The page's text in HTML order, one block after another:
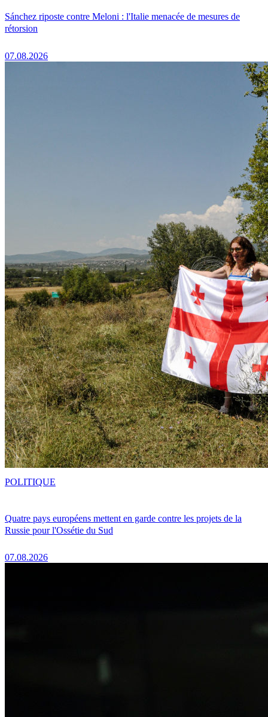
Sánchez riposte contre Meloni : l'Italie menacée de mesures de
rétorsion
07.08.2026
Quatre pays européens mettent en garde contre les projets de la
Russie pour l'Ossétie du Sud
07.08.2026
POLITIQUE